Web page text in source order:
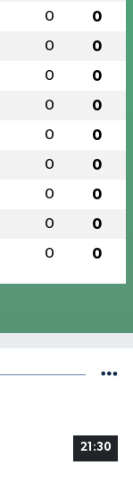
0 0
0 0
0 0
0 0
0 0
0 0
0 0
0 0
0 0
21:30